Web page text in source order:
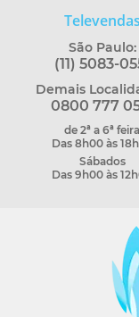
Televendas
São Paulo:
(11) 5083-
Demais
0800 777
de 2ª a 6ª feira
Das 8h00 às
Sábados
Das 9h00 às